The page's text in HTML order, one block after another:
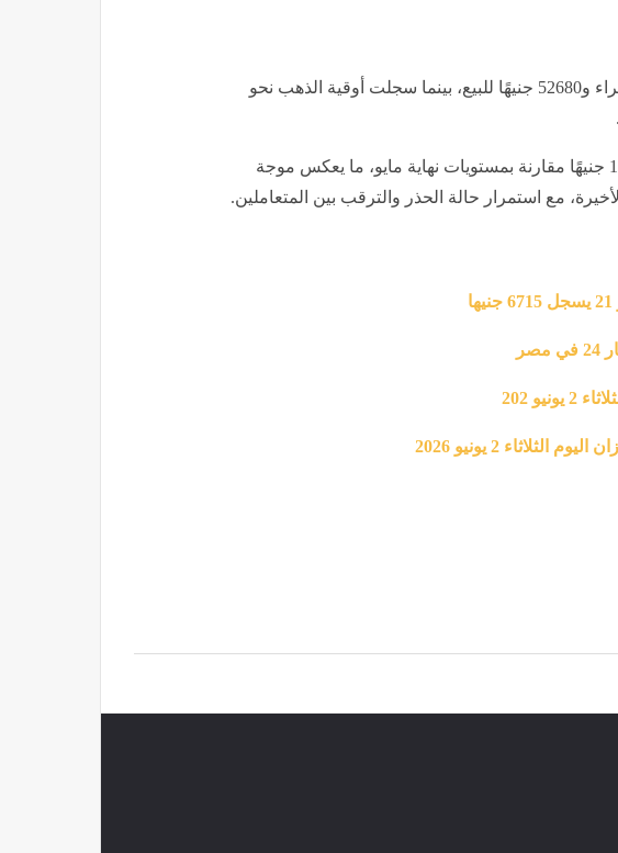
وسجل الجنيه الذهب نحو 52920 جنيهًا للشراء و52680 جنيهًا للبيع، بينما سجلت أوقية الذهب نحو
وتشير البيانات إلى أن عيار 21 فقد نحو 160 جنيهًا مقارنة بمستويات نهاية مايو، ما يعكس موجة
مع استمرار حالة الحذر والترقب بين المتعاملين.